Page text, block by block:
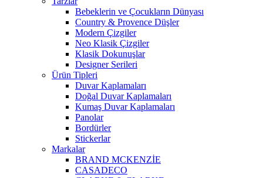
Bebeklerin ve Çocukların Dünyası
Country & Provence Düşler
Modern Çizgiler
Neo Klasik Çizgiler
Klasik Dokunuşlar
Designer Serileri
Ürün Tipleri
Duvar Kaplamaları
Doğal Duvar Kaplamaları
Kumaş Duvar Kaplamaları
Panolar
Bordürler
Stickerlar
Markalar
BRAND MCKENZİE
CASADECO